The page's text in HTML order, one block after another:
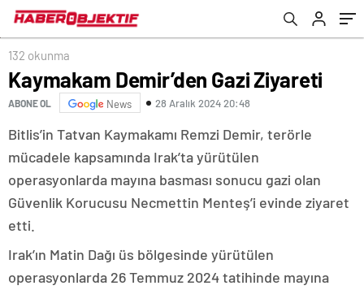
132 okunma
Kaymakam Demir’den Gazi Ziyareti
ABONE OL News 28 Aralık 2024 20:48
Bitlis’in Tatvan Kaymakamı Remzi Demir, terörle
mücadele kapsamında Irak’ta yürütülen
operasyonlarda mayına basması sonucu gazi olan
Güvenlik Korucusu Necmettin Menteş’i evinde ziyaret
etti.
Irak’ın Matin Dağı üs bölgesinde yürütülen
operasyonlarda 26 Temmuz 2024 tatihinde mayına